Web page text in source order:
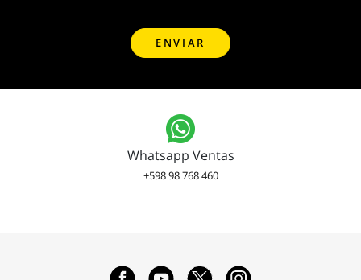
Whatsapp Ventas
+598 98 768 460